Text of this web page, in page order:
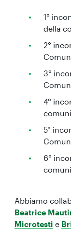
1°
della
2°
3°
4°
5°
6°
Abbiamo
Beatrice
Microtesti e